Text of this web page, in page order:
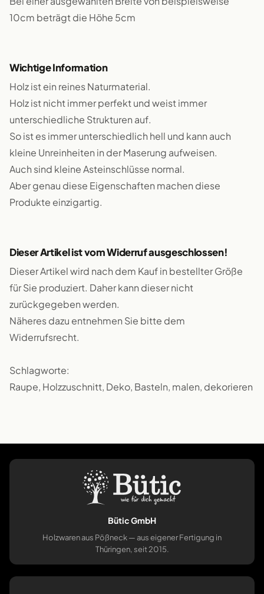
10cm beträgt die Höhe 5cm
Wichtige Information
Holz ist ein reines Naturmaterial.
Holz ist nicht immer perfekt und weist immer
unterschiedliche Strukturen auf.
So ist es immer unterschiedlich hell und kann auch
kleine Unreinheiten in der Maserung aufweisen.
Auch sind kleine Asteinschlüsse normal.
Aber genau diese Eigenschaften machen diese
Produkte einzigartig.
Dieser Artikel ist vom Widerruf ausgeschlossen!
Dieser Artikel wird nach dem Kauf in bestellter Größe
für Sie produziert. Daher kann dieser nicht
zurückgegeben werden.
Näheres dazu entnehmen Sie bitte dem
Widerrufsrecht.
Schlagworte:
Raupe, Holzzuschnitt, Deko, Basteln, malen, dekorieren
Bütic GmbH
Holzwaren aus Pößneck — aus eigener Fertigung in
Thüringen, seit 2015.